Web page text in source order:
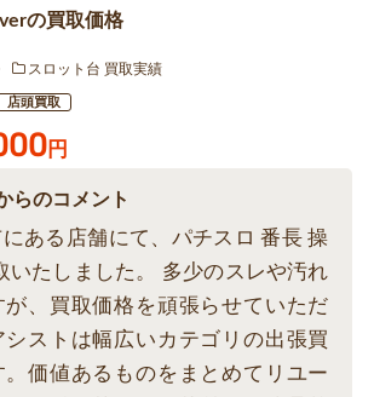
の買取価格
スロット台 買取実績
店頭買取
円
らのコメント
ある店舗にて、パチスロ 番長 操
いたしました。 多少のスレや汚れ
が、買取価格を頑張らせていただ
シストは幅広いカテゴリの出張買
価値あるものをまとめてリユー